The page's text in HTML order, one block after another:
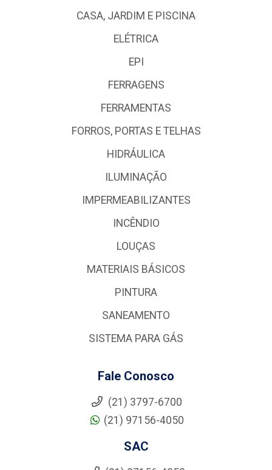
CASA, JARDIM E PISCINA
ELÉTRICA
EPI
FERRAGENS
FERRAMENTAS
FORROS, PORTAS E TELHAS
HIDRÁULICA
ILUMINAÇÃO
IMPERMEABILIZANTES
INCÊNDIO
LOUÇAS
MATERIAIS BÁSICOS
PINTURA
SANEAMENTO
SISTEMA PARA GÁS
Fale Conosco
(21) 3797-6700
(21) 97156-4050
SAC